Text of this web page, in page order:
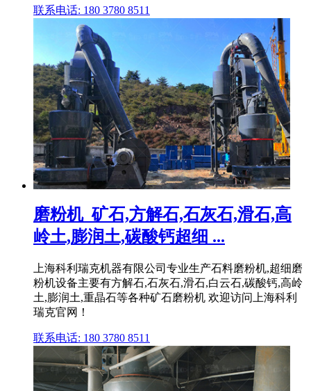
联系电话: 180 3780 8511
磨粉机_矿石,方解石,石灰石,滑石,高
岭土,膨润土,碳酸钙超细 ...
上海科利瑞克机器有限公司专业生产石料磨粉机,超细磨
粉机设备主要有方解石,石灰石,滑石,白云石,碳酸钙,高岭
土,膨润土,重晶石等各种矿石磨粉机 欢迎访问上海科利
瑞克官网！
联系电话: 180 3780 8511